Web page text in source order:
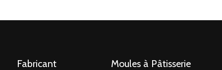
Fabricant
Moules à Pâtisserie